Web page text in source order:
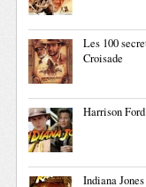
Les 100
Croisade
Harrison
Indiana